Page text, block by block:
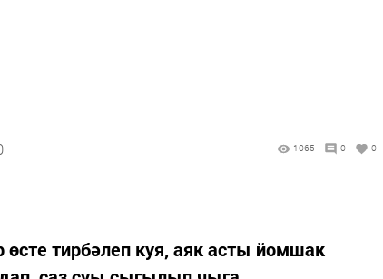
1065 0 0
тирбәлеп куя, аяк асты йомшак